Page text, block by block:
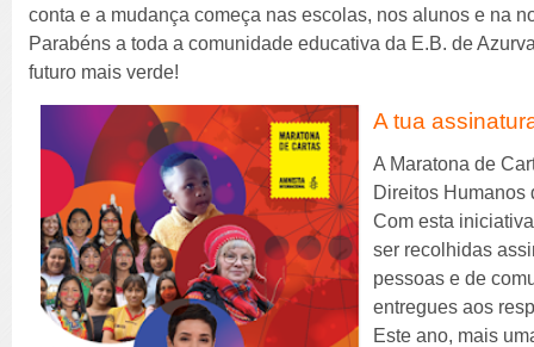
conta e a mudança começa nas escolas, nos alunos e na
Parabéns a toda a comunidade educativa da E.B. de
futuro mais verde!
A tua
A Maratona de
Direitos Humanos
Com esta
ser recolhidas
pessoas e de
entregues aos
Este ano, mais